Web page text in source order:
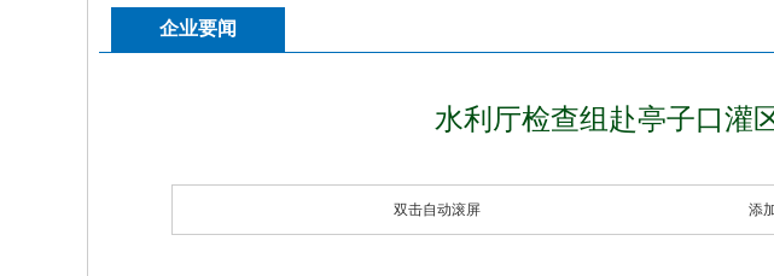
企业要闻
水利厅检查组赴亭子口灌
双击自动滚屏 添